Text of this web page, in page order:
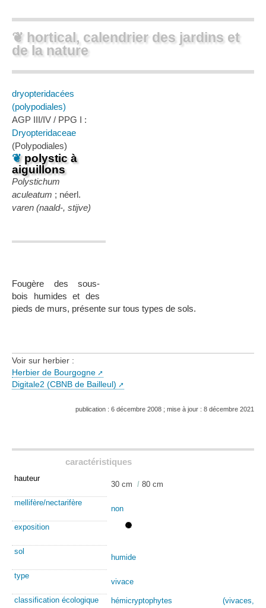
❦ hortical, calendrier des jardins et
de la nature
dryopteridacées
(polypodiales)
AGP III/IV / PPG I :
Dryopteridaceae
(Polypodiales)
❦polystic à
aiguillons
Polystichum
aculeatum ; néerl.
varen (naald-, stijve)
Fougère des sous-
bois humides et des
pieds de murs, présente sur tous types de sols.
Voir sur herbier :
Herbier de Bourgogne
Digitale2 (CBNB de Bailleul)
publication : 6 décembre 2008 ; mise à jour : 8 décembre 2021
caractéristiques
hauteur
30 cm / 80 cm
mellifère/nectarifère
non
exposition
sol
humide
type
vivace
classification écologique
hémicryptophytes (vivaces,